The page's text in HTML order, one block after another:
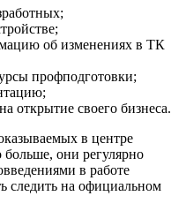
об изменениях в ТК
профподготовки;
открытие своего бизнеса.
в центре
больше, они регулярно
в работе
следить на официальном